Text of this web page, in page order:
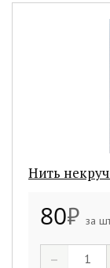
Нить
80₽ за
–